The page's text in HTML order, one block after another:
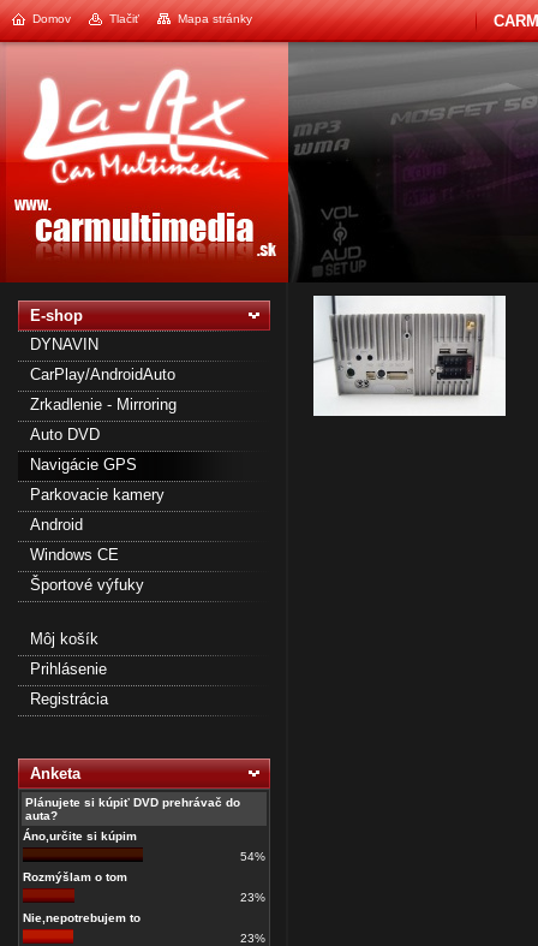
Domov Tlačiť Mapa stránky
E-shop
DYNAVIN
CarPlay/AndroidAuto
Zrkadlenie - Mirroring
Auto DVD
Navigácie GPS
Parkovacie kamery
Android
Windows CE
Športové výfuky
Môj košík
Prihlásenie
Registrácia
Anketa
Plánujete si kúpiť DVD prehrávač do
auta?
Áno,určite si kúpim
54%
Rozmýšlam o tom
23%
Nie,nepotrebujem to
23%